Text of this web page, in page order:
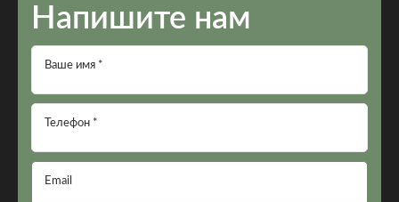
Напишите нам
Ваше имя *
Телефон *
Email